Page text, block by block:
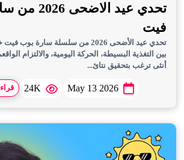
تحدي عيد
فيت
تحدي عيد الأضحى 2026 من سلسلة سارة
بين التغذية البسيطة، الحركة اليومية، والالتزام
أنثى ترغب بتحقيق نتائ...
May 13 2026
24K